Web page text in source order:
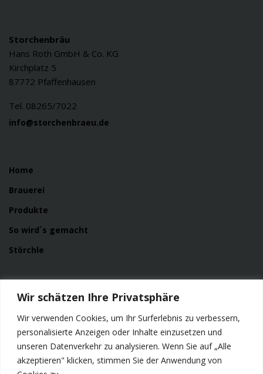
Wir schätzen Ihre Privatsphäre
Wir verwenden Cookies, um Ihr Surferlebnis zu verbessern,
personalisierte Anzeigen oder Inhalte einzusetzen und
unseren Datenverkehr zu analysieren. Wenn Sie auf „Alle
akzeptieren" klicken, stimmen Sie der Anwendung von
Storchenbräu
Hans Roth GmbH & Co. KG
Kirchplatz 5
87772 Pfaffenhausen
Tel. 08265/7022
info@storchenbraeu.de
Home
Brauerei
Produkte
So wird´s gemacht
Störchle
Impressum
Datenschutzerklärung